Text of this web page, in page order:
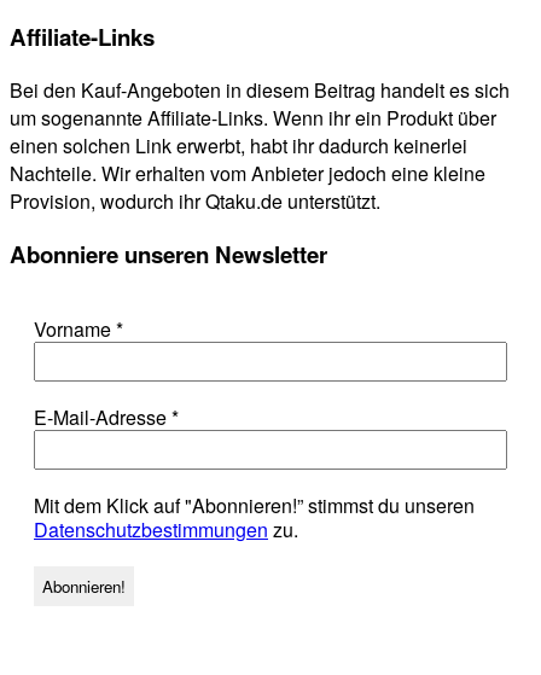
Affiliate-Links
Bei den Kauf-Angeboten in diesem Beitrag handelt es sich
um sogenannte Affiliate-Links. Wenn ihr ein Produkt über
einen solchen Link erwerbt, habt ihr dadurch keinerlei
Nachteile. Wir erhalten vom Anbieter jedoch eine kleine
Provision, wodurch ihr Qtaku.de unterstützt.
Abonniere unseren Newsletter
Vorname*
E-Mail-Adresse*
Mit dem Klick auf "Abonnieren!” stimmst du unseren
Datenschutzbestimmungen zu.